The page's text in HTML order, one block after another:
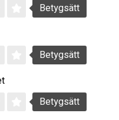
Betygsätt
Betygsätt
Betygsätt